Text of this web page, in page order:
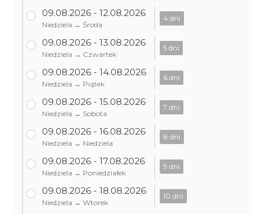
09.08.2026 - 12.08.2026
Niedziela → Środa
4 dni
09.08.2026 - 13.08.2026
Niedziela → Czwartek
5 dni
09.08.2026 - 14.08.2026
Niedziela → Piątek
6 dni
09.08.2026 - 15.08.2026
Niedziela → Sobota
7 dni
09.08.2026 - 16.08.2026
Niedziela → Niedziela
8 dni
09.08.2026 - 17.08.2026
Niedziela → Poniedziałek
9 dni
09.08.2026 - 18.08.2026
Niedziela → Wtorek
10 dni